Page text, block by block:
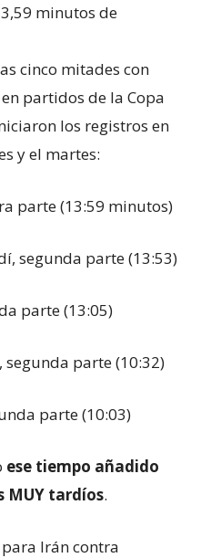
minutos de
cinco mitades con
partidos de la Copa
los registros en
y el martes:
parte (13:59 minutos)
segunda parte (13:53)
parte (13:05)
segunda parte (10:32)
parte (10:03)
ese tiempo añadido
MUY tardíos.
Irán contra